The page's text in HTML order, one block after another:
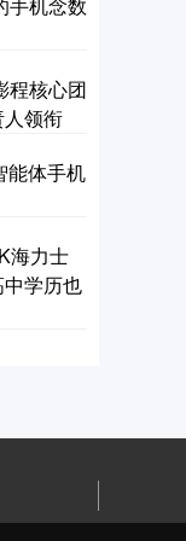
手机念数
程核心团
领衔
能体手机
海力士
学历也